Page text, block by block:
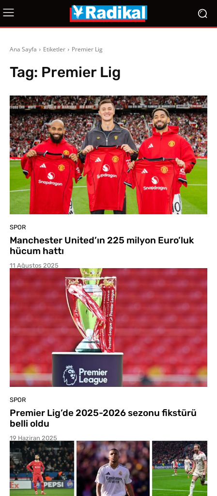
Ana Sayfa Etiketler Premier Lig
Tag: Premier Lig
SPOR
Manchester United’ın 225 milyon Euro’luk
hücum hattı
11 Ağustos 2025
SPOR
Premier Lig’de 2025-2026 sezonu fikstürü
belli oldu
19 Haziran 2025